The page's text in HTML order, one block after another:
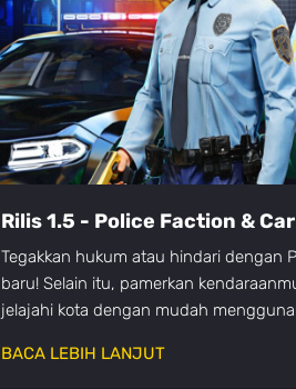
Rilis 1.5 - Police Faction &
Tegakkan hukum atau hindari dengan
baru! Selain itu, pamerkan
jelajahi kota dengan mudah
BACA LEBIH LANJUT